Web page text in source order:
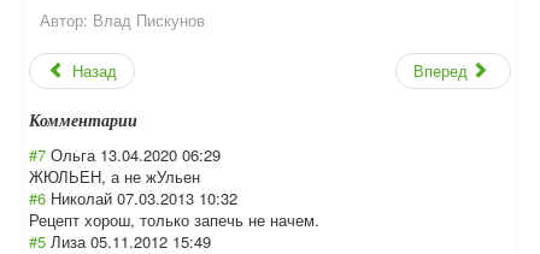
Автор: Влад Пискунов
Назад Вперед
Комментарии
#7 Ольга 13.04.2020 06:29
ЖЮЛЬЕН, а не жУльен
#6 Николай 07.03.2013 10:32
Рецепт хорош, только запечь не начем.
#5 Лиза 05.11.2012 15:49